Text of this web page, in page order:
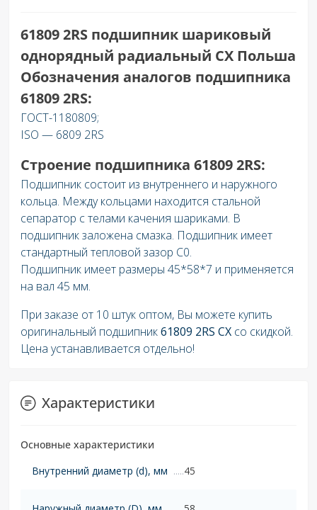
61809 2RS подшипник шариковый
однорядный радиальный CX Польша
Обозначения аналогов подшипника
61809 2RS:
ГОСТ-1180809;
ISO — 6809 2RS
Строение подшипника 618092RS:
Подшипник состоит из внутреннего и наружного
кольца. Между кольцами находится стальной
сепаратор с телами качения шариками. В
подшипник заложена смазка. Подшипник имеет
стандартный тепловой зазор C0.
Подшипник имеет размеры 45*58*7 и применяется
на вал 45 мм.
При заказе от 10 штук оптом, Вы можете купить
оригинальный подшипник61809 2RS СХ со скидкой.
Цена устанавливается отдельно!
Характеристики
Основные характеристики
Внутренний диаметр (d), мм
45